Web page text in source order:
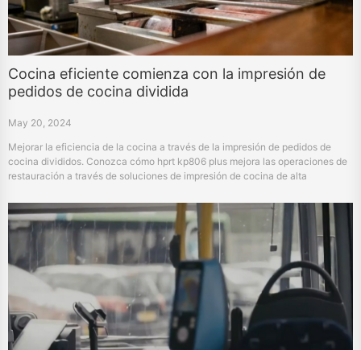
Cocina eficiente comienza con la impresión de
pedidos de cocina dividida
May 20, 2024
Mejorar la eficiencia de la cocina a través de la impresión de pedidos de
cocina divididos. Conozca cómo hprt kp806 plus mejora las operaciones de
restauración a través de soluciones de impresión de cocina de alta